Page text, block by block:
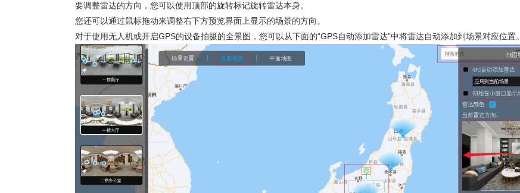
要调整雷达的方向，您可以使用顶部的旋转标记旋转雷达本身。
您还可以通过鼠标拖动来调整右下方预览界面上显示的场景的方向。
对于使用无人机或开启GPS的设备拍摄的全景图，您可以从下面的“GPS自动添加雷达”中将雷达自动添加到场景对应位置。